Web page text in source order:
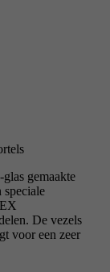
gemaakte
speciale
De vezels
voor een zeer
Zweck der